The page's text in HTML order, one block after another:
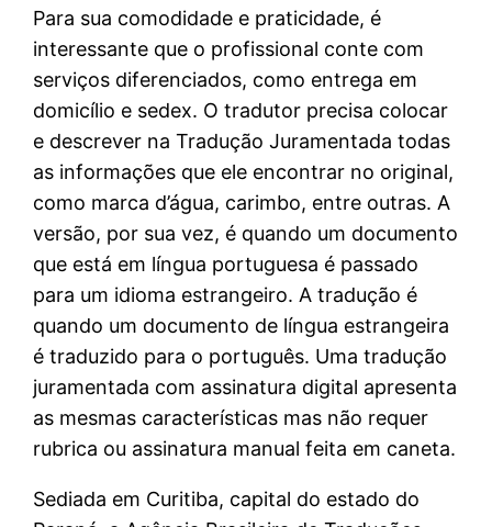
Para sua comodidade e praticidade, é
interessante que o profissional conte com
serviços diferenciados, como entrega em
domicílio e sedex. O tradutor precisa colocar
e descrever na Tradução Juramentada todas
as informações que ele encontrar no original,
como marca d’água, carimbo, entre outras. A
versão, por sua vez, é quando um documento
que está em língua portuguesa é passado
para um idioma estrangeiro. A tradução é
quando um documento de língua estrangeira
é traduzido para o português. Uma tradução
juramentada com assinatura digital apresenta
as mesmas características mas não requer
rubrica ou assinatura manual feita em caneta.
Sediada em Curitiba, capital do estado do